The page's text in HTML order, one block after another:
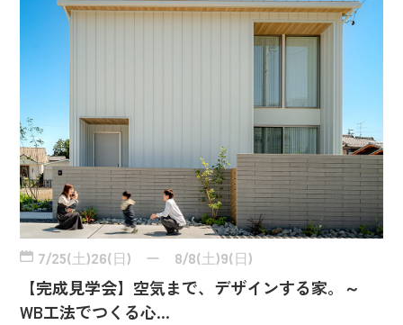
7/25(土)26(日) ー 8/8(土)9(日)
【完成見学会】空気まで、デザインする家。～
WB工法でつくる心…